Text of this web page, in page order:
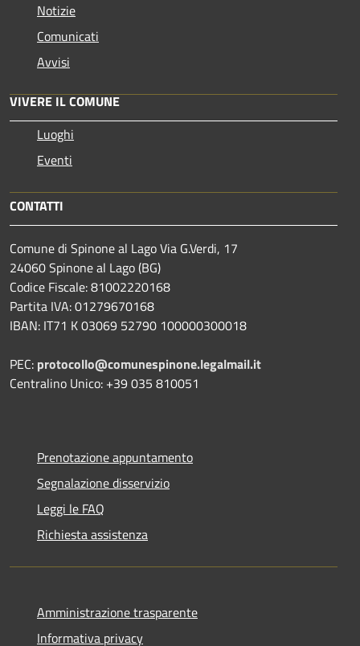
Notizie
Comunicati
Avvisi
VIVERE IL COMUNE
Luoghi
Eventi
CONTATTI
Comune di Spinone al Lago Via G.Verdi, 17
24060 Spinone al Lago (BG)
Codice Fiscale: 81002220168
Partita IVA: 01279670168
IBAN: IT71 K 03069 52790 100000300018
PEC: protocollo@comunespinone.legalmail.it
Centralino Unico: +39 035 810051
Prenotazione appuntamento
Segnalazione disservizio
Leggi le FAQ
Richiesta assistenza
Amministrazione trasparente
Informativa privacy